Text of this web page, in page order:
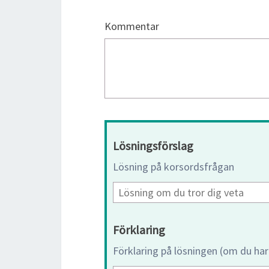
Kommentar
Lösningsförslag
Lösning på korsordsfrågan
Förklaring
Förklaring på lösningen (om du